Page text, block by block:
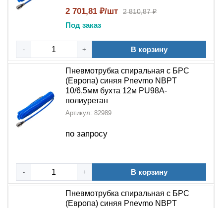
2 701,81 ₽/шт 2 810,87 ₽
Под заказ
- + В корзину
Пневмотрубка спиральная с БРС
(Европа) синяя Pnevmo NBPT
10/6,5мм бухта 12м PU98A-
полиуретан
Артикул: 82989
по запросу
- + В корзину
Пневмотрубка спиральная с БРС
(Европа) синяя Pnevmo NBPT